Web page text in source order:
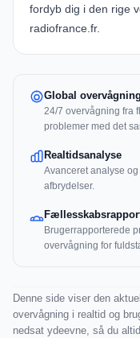
fordyb dig i den rige
radiofrance.fr.
Global overvågning
24/7 overvågning fra
problemer med det
Realtidsanalyse
Avanceret analyse
afbrydelser.
Brugerrapporterede
overvågning for
Denne side viser den
overvågning i realtid og
nedsat ydeevne, så du